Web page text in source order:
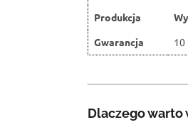
Produkcja
Gwarancja
10
Dlaczego warto